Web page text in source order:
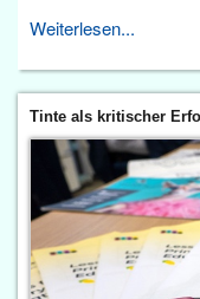
Weiterlesen...
Tinte als kritischer